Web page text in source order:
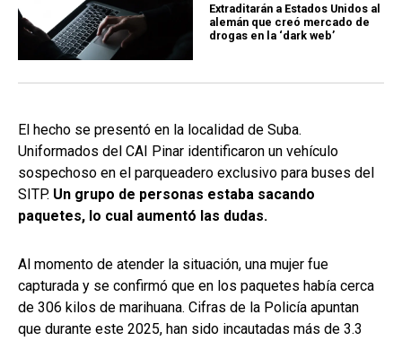
Extraditarán a Estados Unidos al
alemán que creó mercado de
drogas en la ‘dark web’
El hecho se presentó en la localidad de Suba.
Uniformados del CAI Pinar identificaron un vehículo
sospechoso en el parqueadero exclusivo para buses del
SITP. Un grupo de personas estaba sacando
paquetes, lo cual aumentó las dudas.
Al momento de atender la situación, una mujer fue
capturada y se confirmó que en los paquetes había cerca
de 306 kilos de marihuana. Cifras de la Policía apuntan
que durante este 2025, han sido incautadas más de 3.3